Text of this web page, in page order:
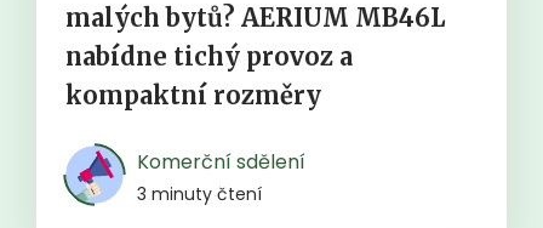
malých bytů? AERIUM MB46L
nabídne tichý provoz a
kompaktní rozměry
Komerční sdělení
3 minuty čtení